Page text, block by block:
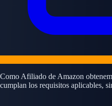
Como Afiliado de Amazon
cumplan los requisitos aplicables,